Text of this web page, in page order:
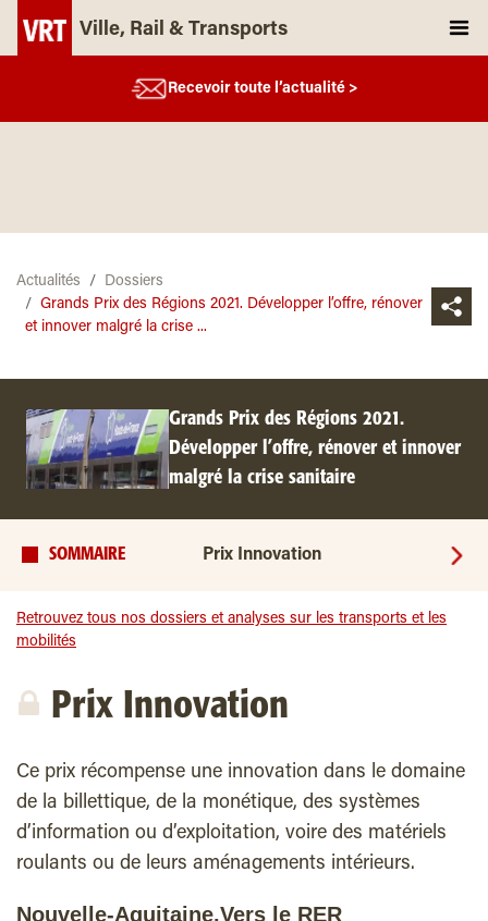
Ville, Rail & Transports
Recevoir toute l’actualité >
Actualités
Dossiers
Grands Prix des Régions 2021. Développer l’offre, rénover
et innover malgré la crise ...
Grands Prix des Régions 2021.
Développer l’offre, rénover et innover
malgré la crise sanitaire
SOMMAIRE Prix Innovation
Retrouvez tous nos dossiers et analyses sur les transports et les
mobilités
Prix Innovation
Ce prix récompense une innovation dans le domaine
de la billettique, de la monétique, des systèmes
d’information ou d’exploitation, voire des matériels
roulants ou de leurs aménagements intérieurs.
Nouvelle-Aquitaine.Vers le RER